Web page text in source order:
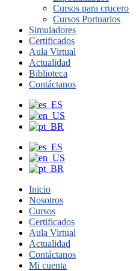
Cursos para crucero
Cursos Portuarios
Simuladores
Certificados
Aula Virtual
Actualidad
Biblioteca
Contáctanos
Inicio
Nosotros
Cursos
Certificados
Aula Virtual
Actualidad
Contáctanos
Mi cuenta